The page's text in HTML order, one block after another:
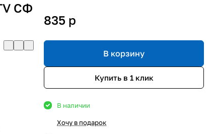
СФ
835 p
В корзину
Купить в 1 клик
В наличии
Хочу в подарок